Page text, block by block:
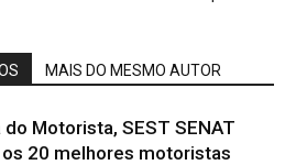
MAIS DO MESMO AUTOR
do Motorista, SEST SENAT
os 20 melhores motoristas